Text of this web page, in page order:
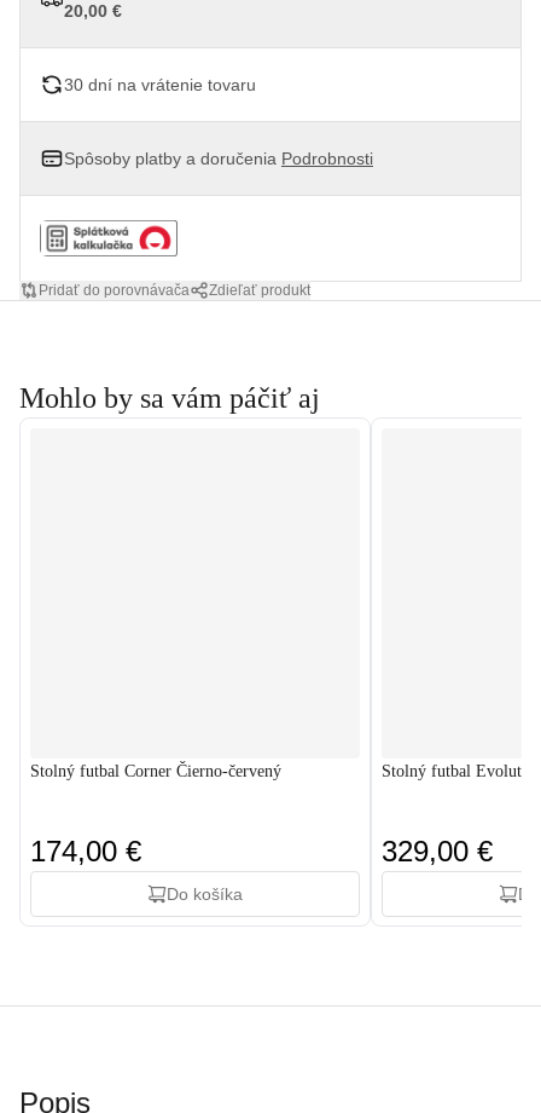
20,00 €
30 dní na vrátenie tovaru
Spôsoby platby a doručenia Podrobnosti
Pridať do porovnávača Zdieľať produkt
Mohlo by sa vám páčiť aj
Stolný futbal Corner Čierno-červený
174,00 €
Do košíka
Stolný futbal
329,00 €
Popis